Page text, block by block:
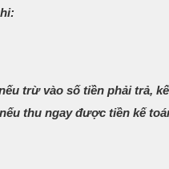
trừ vào số tiền phải trả,
thu ngay được tiền kế